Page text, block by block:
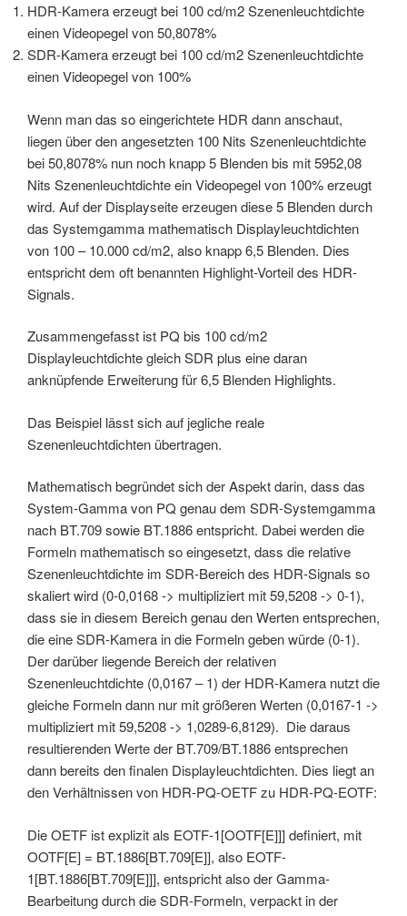
HDR-Kamera erzeugt bei 100 cd/m2 Szenenleuchtdichte
einen Videopegel von 50,8078%
SDR-Kamera erzeugt bei 100 cd/m2 Szenenleuchtdichte
einen Videopegel von 100%
Wenn man das so eingerichtete HDR dann anschaut,
liegen über den angesetzten 100 Nits Szenenleuchtdichte
bei 50,8078% nun noch knapp 5 Blenden bis mit 5952,08
Nits Szenenleuchtdichte ein Videopegel von 100% erzeugt
wird. Auf der Displayseite erzeugen diese 5 Blenden durch
das Systemgamma mathematisch Displayleuchtdichten
von 100 – 10.000 cd/m2, also knapp 6,5 Blenden. Dies
entspricht dem oft benannten Highlight-Vorteil des HDR-
Signals.
Zusammengefasst ist PQ bis 100 cd/m2
Displayleuchtdichte gleich SDR plus eine daran
anknüpfende Erweiterung für 6,5 Blenden Highlights.
Das Beispiel lässt sich auf jegliche reale
Szenenleuchtdichten übertragen.
Mathematisch begründet sich der Aspekt darin, dass das
System-Gamma von PQ genau dem SDR-Systemgamma
nach BT.709 sowie BT.1886 entspricht. Dabei werden die
Formeln mathematisch so eingesetzt, dass die relative
Szenenleuchtdichte im SDR-Bereich des HDR-Signals so
skaliert wird (0-0,0168 -> multipliziert mit 59,5208 -> 0-1),
dass sie in diesem Bereich genau den Werten entsprechen,
die eine SDR-Kamera in die Formeln geben würde (0-1).
Der darüber liegende Bereich der relativen
Szenenleuchtdichte (0,0167 – 1) der HDR-Kamera nutzt die
gleiche Formeln dann nur mit größeren Werten (0,0167-1 ->
multipliziert mit 59,5208 -> 1,0289-6,8129). Die daraus
resultierenden Werte der BT.709/BT.1886 entsprechen
dann bereits den finalen Displayleuchtdichten. Dies liegt an
den Verhältnissen von HDR-PQ-OETF zu HDR-PQ-EOTF:
Die OETF ist explizit als EOTF-1[OOTF[E]]] definiert, mit
OOTF[E] = BT.1886[BT.709[E]], also EOTF-
1[BT.1886[BT.709[E]]], entspricht also der Gamma-
Bearbeitung durch die SDR-Formeln, verpackt in der